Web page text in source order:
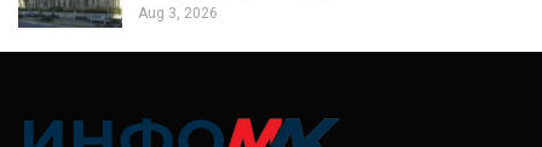
Aug 3, 2026